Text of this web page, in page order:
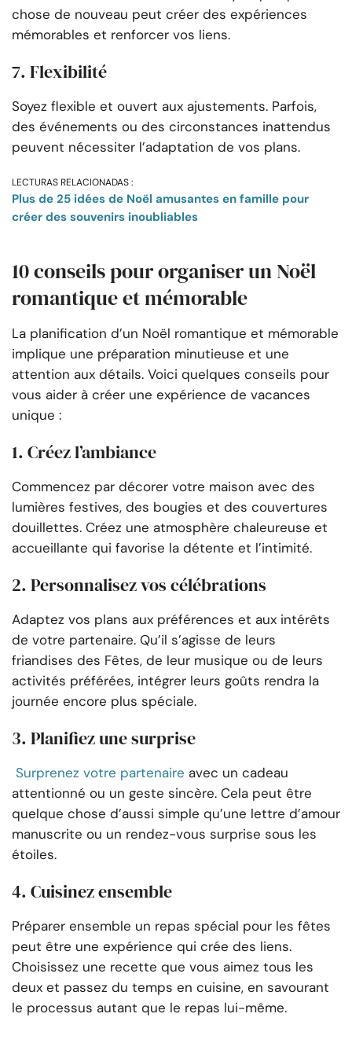
chose de nouveau peut créer des expériences
mémorables et renforcer vos liens.
7. Flexibilité
Soyez flexible et ouvert aux ajustements. Parfois,
des événements ou des circonstances inattendus
peuvent nécessiter l’adaptation de vos plans.
LECTURAS RELACIONADAS :
Plus de 25 idées de Noël amusantes en famille pour
créer des souvenirs inoubliables
10 conseils pour organiser un Noël
romantique et mémorable
La planification d’un Noël romantique et mémorable
implique une préparation minutieuse et une
attention aux détails. Voici quelques conseils pour
vous aider à créer une expérience de vacances
unique :
1. Créez l’ambiance
Commencez par décorer votre maison avec des
lumières festives, des bougies et des couvertures
douillettes. Créez une atmosphère chaleureuse et
accueillante qui favorise la détente et l’intimité.
2. Personnalisez vos célébrations
Adaptez vos plans aux préférences et aux intérêts
de votre partenaire. Qu’il s’agisse de leurs
friandises des Fêtes, de leur musique ou de leurs
activités préférées, intégrer leurs goûts rendra la
journée encore plus spéciale.
3. Planifiez une surprise
Surprenez votre partenaire avec un cadeau
attentionné ou un geste sincère. Cela peut être
quelque chose d’aussi simple qu’une lettre d’amour
manuscrite ou un rendez-vous surprise sous les
étoiles.
4. Cuisinez ensemble
Préparer ensemble un repas spécial pour les fêtes
peut être une expérience qui crée des liens.
Choisissez une recette que vous aimez tous les
deux et passez du temps en cuisine, en savourant
le processus autant que le repas lui-même.